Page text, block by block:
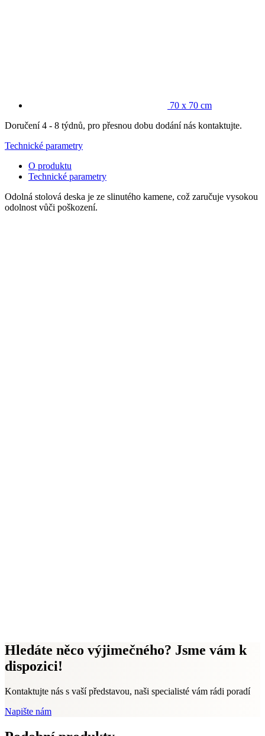
70 x 70 cm
Doručení 4 - 8 týdnů, pro přesnou dobu dodání nás kontaktujte.
Technické parametry
O produktu
Technické parametry
Odolná stolová deska je ze slinutého kamene, což zaručuje vysokou
odolnost vůči poškození.
Hledáte něco výjimečného? Jsme vám k
dispozici!
Kontaktujte nás s vaší představou, naši specialisté vám rádi poradí
Napište nám